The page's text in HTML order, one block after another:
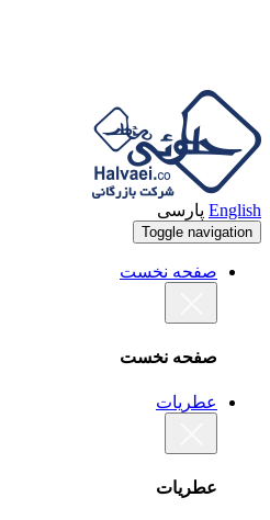
English پارسی
Toggle navigation
صفحه نخست
صفحه نخست
عطریات
عطریات